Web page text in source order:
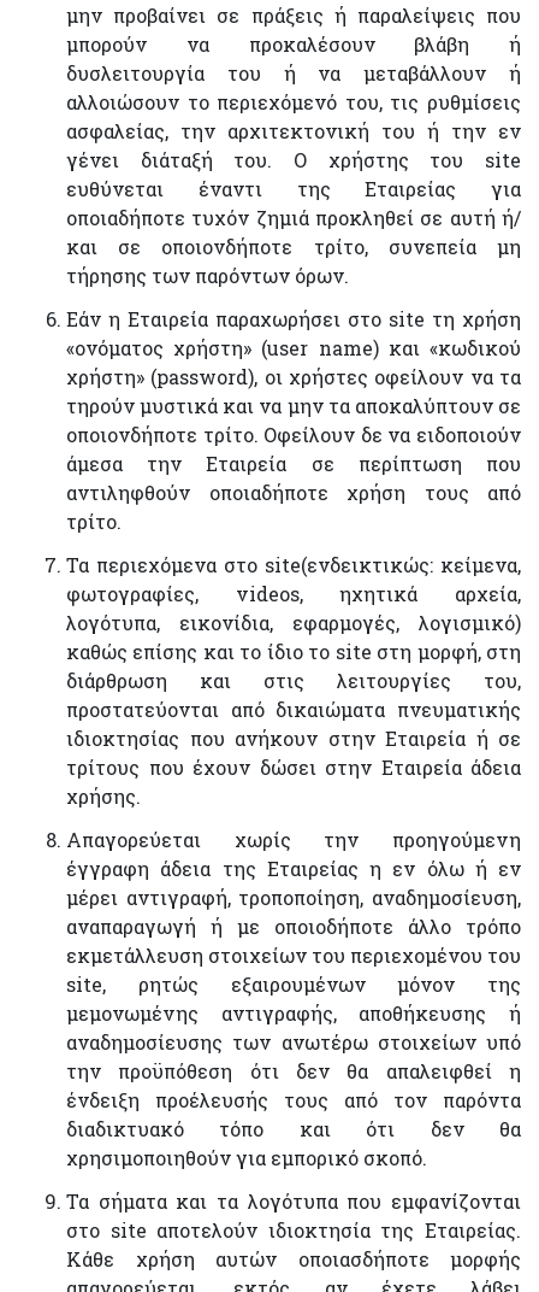
μην προβαίνει σε πράξεις ή παραλείψεις που
μπορούν να προκαλέσουν βλάβη ή
δυσλειτουργία του ή να μεταβάλλουν ή
αλλοιώσουν το περιεχόμενό του, τις ρυθμίσεις
ασφαλείας, την αρχιτεκτονική του ή την εν
γένει διάταξή του. Ο χρήστης του site
ευθύνεται έναντι της Εταιρείας για
οποιαδήποτε τυχόν ζημιά προκληθεί σε αυτή ή/
και σε οποιονδήποτε τρίτο, συνεπεία μη
τήρησης των παρόντων όρων.
Εάν η Εταιρεία παραχωρήσει στο site τη χρήση
«ονόματος χρήστη» (user name) και «κωδικού
χρήστη» (password), οι χρήστες οφείλουν να τα
τηρούν μυστικά και να μην τα αποκαλύπτουν σε
οποιονδήποτε τρίτο. Οφείλουν δε να ειδοποιούν
άμεσα την Εταιρεία σε περίπτωση που
αντιληφθούν οποιαδήποτε χρήση τους από
τρίτο.
Τα περιεχόμενα στο site(ενδεικτικώς: κείμενα,
φωτογραφίες, videos, ηχητικά αρχεία,
λογότυπα, εικονίδια, εφαρμογές, λογισμικό)
καθώς επίσης και το ίδιο το site στη μορφή, στη
διάρθρωση και στις λειτουργίες του,
προστατεύονται από δικαιώματα πνευματικής
ιδιοκτησίας που ανήκουν στην Εταιρεία ή σε
τρίτους που έχουν δώσει στην Εταιρεία άδεια
χρήσης.
Απαγορεύεται χωρίς την προηγούμενη
έγγραφη άδεια της Εταιρείας η εν όλω ή εν
μέρει αντιγραφή, τροποποίηση, αναδημοσίευση,
αναπαραγωγή ή με οποιοδήποτε άλλο τρόπο
εκμετάλλευση στοιχείων του περιεχομένου του
site, ρητώς εξαιρουμένων μόνον της
μεμονωμένης αντιγραφής, αποθήκευσης ή
αναδημοσίευσης των ανωτέρω στοιχείων υπό
την προϋπόθεση ότι δεν θα απαλειφθεί η
ένδειξη προέλευσής τους από τον παρόντα
διαδικτυακό τόπο και ότι δεν θα
χρησιμοποιηθούν για εμπορικό σκοπό.
Τα σήματα και τα λογότυπα που εμφανίζονται
στο site αποτελούν ιδιοκτησία της Εταιρείας.
Κάθε χρήση αυτών οποιασδήποτε μορφής